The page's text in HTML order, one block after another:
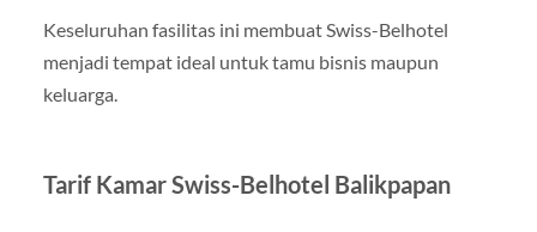
Keseluruhan fasilitas ini membuat Swiss-Belhotel
menjadi tempat ideal untuk tamu bisnis maupun
keluarga.
Tarif Kamar Swiss-Belhotel Balikpapan